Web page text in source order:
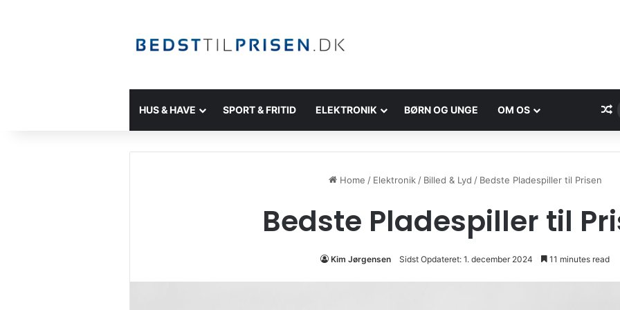
HUS & HAVE SPORT & FRITID ELEKTRONIK BØRN OG UNGE OM OS
Home / Elektronik / Billed & Lyd / Bedste Pladespiller til Prisen
Bedste Pladespiller til
Kim Jørgensen Sidst Opdateret: 1. december 2024 11 minutes read